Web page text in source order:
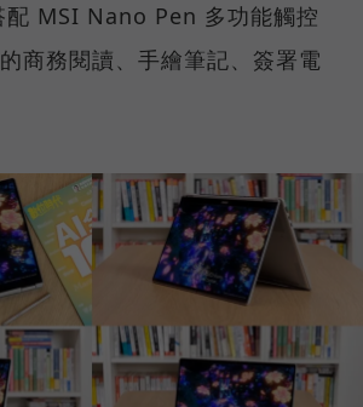
配 MSI Nano Pen 多功能觸控
商務閱讀、手繪筆記、簽署電